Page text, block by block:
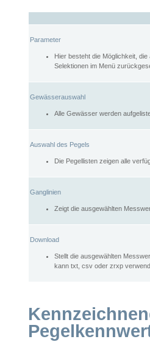
Parameter
Hier besteht die Möglichkeit,
Selektionen im Menü
Gewässerauswahl
Alle Gewässer werden
Auswahl des Pegels
Die Pegellisten zeigen alle
Ganglinien
Zeigt die ausgewählten
Download
Stellt die ausgewählten
kann txt, csv oder zrxp